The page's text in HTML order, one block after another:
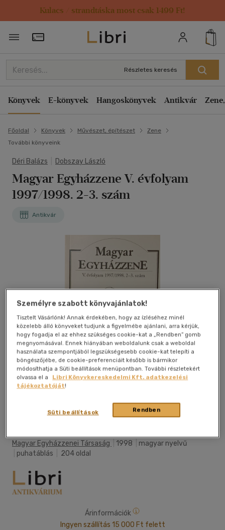
Kulacs / strandtáska most csak 1499 Ft!
Törzsvásárlói Kártya adatai
Részletes keresés
Könyvek E-könyvek Hangoskönyvek Antikvár
Főoldal Könyvek Művészet, építészet
Zene
További könyveink
Déri Balázs Dobszay László
Magyar Egyházzene V. évfolyam
1997/1998. 2-3. szám
Antikvár
Magyar Egyházzenei Társaság 1998
magyar nyelvű
puhatáblás 204 oldal
Árinformációk
Ingyen szállítás 15 000 Ft felett
Személyre szabott könyvajánlatok!
Tisztelt Vásárlónk! Annak érdekében, hogy az ízléséhez minél
közelebb álló könyveket tudjunk a figyelmébe ajánlani, arra kérjük,
hogy fogadja el az ehhez szükséges cookie-kat a „Rendben” gomb
megnyomásával. Ennek hiányában weboldalunk csak a weboldal
használata szempontjából legszükségesebb cookie-kat telepíti a
böngészőjébe, de cookie-preferenciáit később is bármikor
módosíthatja a Süti beállítások menüpontban. További részletekért
olvassa el a
Libri Könyvkereskedelmi Kft. adatkezelési
tájékoztatóját!
Rendben
Süti beállítások